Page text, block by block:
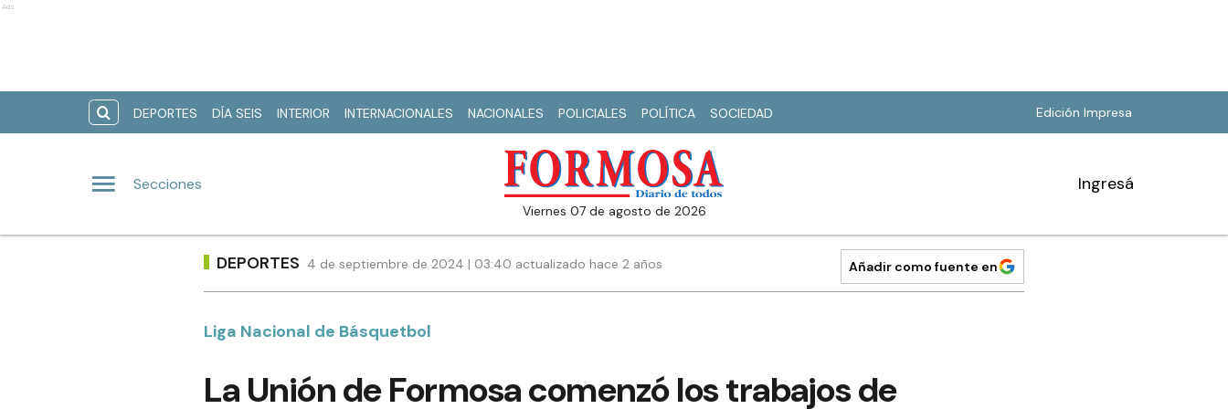
Ads
DEPORTES DÍA SEIS INTERIOR INTERNACIONALES NACIONALES POLICIALES POLÍTICA SOCIEDAD Edición Impresa
Secciones
viernes 07 de agosto de 2026
Ingresá
DEPORTES 4 de septiembre de 2024 | 03:40 actualizado hace 2 años Añadir como fuente en
Liga Nacional de Básquetbol
La Unión de Formosa comenzó los trabajos de